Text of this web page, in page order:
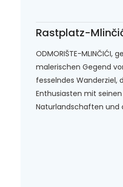
Rastplatz-
ODMORIŠTE-MLINČIĆI,
malerischen Gegend
fesselndes Wanderziel,
Enthusiasten mit
Naturlandschaften und